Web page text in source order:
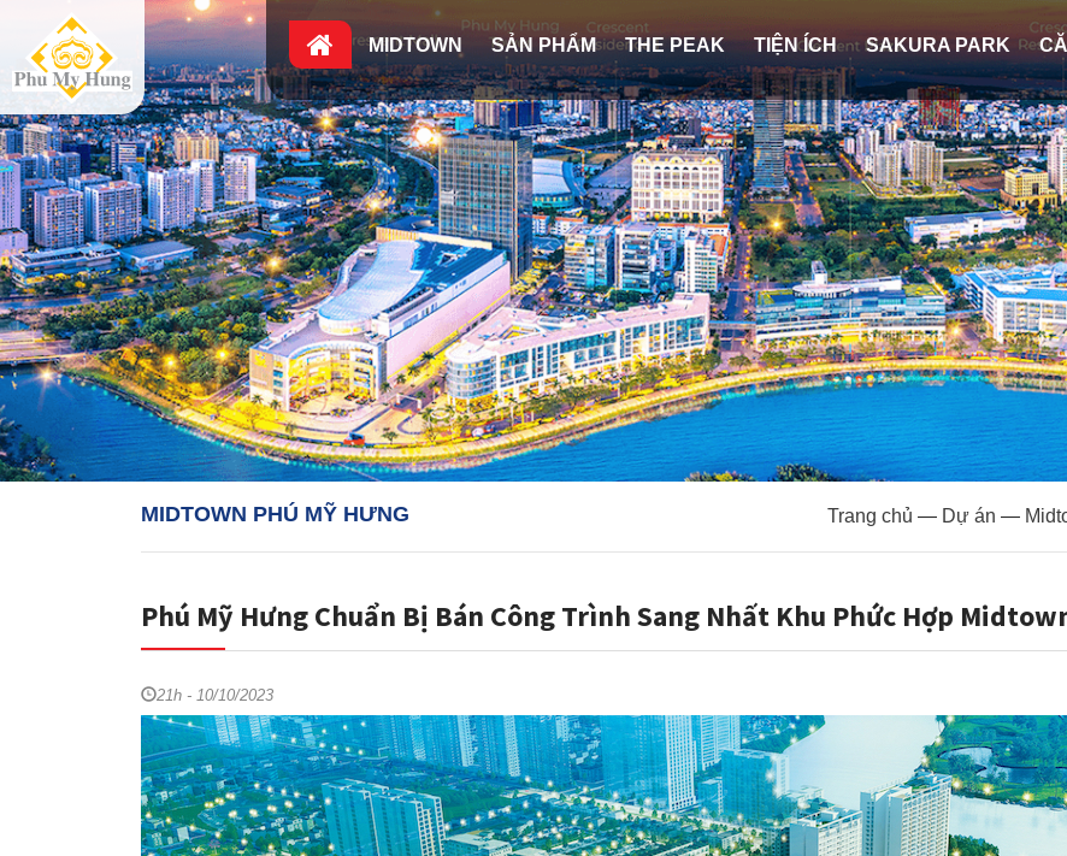
MIDTOWN SẢN PHẨM THE PEAK TIỆN ÍCH SAKURA PARK
MIDTOWN PHÚ MỸ HƯNG Trang chủ — Dự án —
Phú Mỹ Hưng Chuẩn Bị Bán Công Trình Sang Nhất Khu Phức Hợp
21h - 10/10/2023